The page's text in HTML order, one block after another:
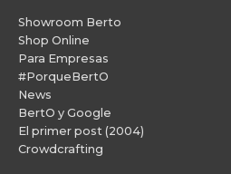
Showroom Berto
Shop Online
Para Empresas
#PorqueBertO
News
BertO y Google
El primer post (2004)
Crowdcrafting